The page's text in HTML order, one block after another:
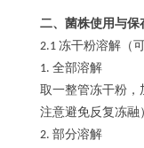
二、菌株使用与保
2.1 冻干粉溶解（
1. 全部溶解
取一整管冻干粉，
注意避免反复冻融
2. 部分溶解